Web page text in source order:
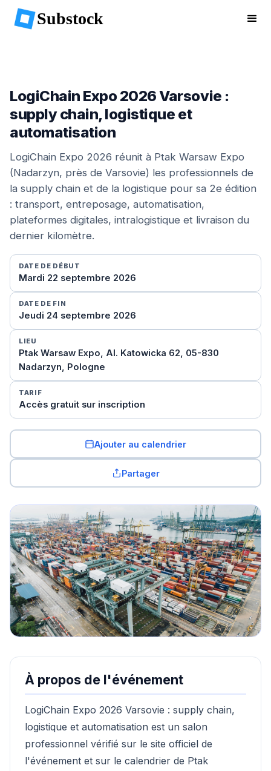
Substock
LogiChain Expo 2026 Varsovie :
supply chain, logistique et
automatisation
LogiChain Expo 2026 réunit à Ptak Warsaw Expo
(Nadarzyn, près de Varsovie) les professionnels de
la supply chain et de la logistique pour sa 2e édition
: transport, entreposage, automatisation,
plateformes digitales, intralogistique et livraison du
dernier kilomètre.
DATE DE DÉBUT
Mardi 22 septembre 2026
DATE DE FIN
Jeudi 24 septembre 2026
LIEU
Ptak Warsaw Expo, Al. Katowicka 62, 05-830
Nadarzyn, Pologne
TARIF
Accès gratuit sur inscription
Ajouter au calendrier
Partager
À propos de l'événement
LogiChain Expo 2026 Varsovie : supply chain,
logistique et automatisation est un salon
professionnel vérifié sur le site officiel de
l'événement et sur le calendrier de Ptak